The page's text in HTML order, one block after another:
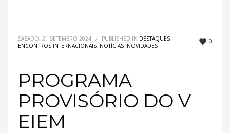
0
SÁBADO, 21 SETEMBRO 2024 / PUBLISHED IN DESTAQUES,
ENCONTROS INTERNACIONAIS, NOTÍCIAS, NOVIDADES
PROGRAMA
PROVISÓRIO DO V
EIEM